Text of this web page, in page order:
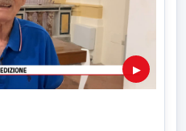
▶